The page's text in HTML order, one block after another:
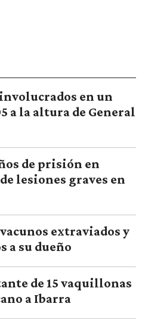
en un
a la altura de General
de prisión en
lesiones graves en
extraviados y
a su dueño
de 15 vaquillonas
a Ibarra